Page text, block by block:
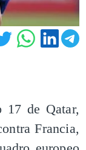
17 de Qatar,
Francia,